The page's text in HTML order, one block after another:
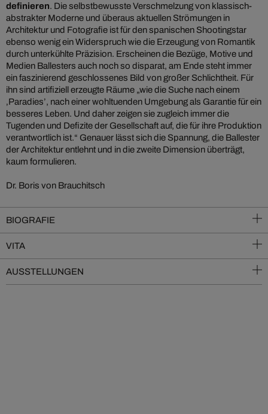
definieren. Die selbstbewusste Verschmelzung von klassisch-
abstrakter Moderne und überaus aktuellen Strömungen in
Architektur und Fotografie ist für den spanischen Shootingstar
ebenso wenig ein Widerspruch wie die Erzeugung von Romantik
durch unterkühlte Präzision. Erscheinen die Bezüge, Motive und
Medien Ballesters auch noch so disparat, am Ende steht immer
ein faszinierend geschlossenes Bild von großer Schlichtheit. Für
ihn sind artifiziell erzeugte Räume „wie die Suche nach einem
‚Paradies’, nach einer wohltuenden Umgebung als Garantie für ein
besseres Leben. Und daher zeigen sie zugleich immer die
Tugenden und Defizite der Gesellschaft auf, die für ihre Produktion
verantwortlich ist.“ Genauer lässt sich die Spannung, die Ballester
der Architektur entlehnt und in die zweite Dimension überträgt,
kaum formulieren.
Dr. Boris von Brauchitsch
BIOGRAFIE
VITA
AUSSTELLUNGEN